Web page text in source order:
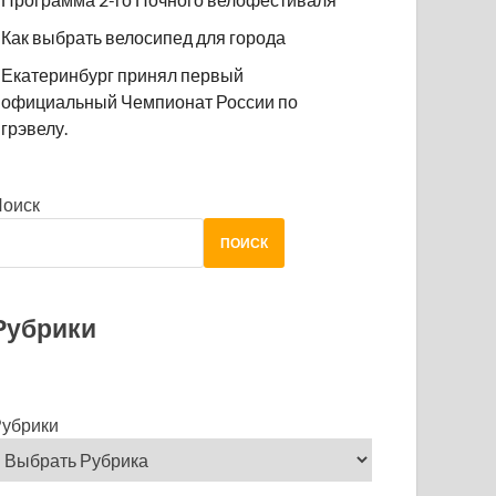
Как выбрать велосипед для города
Екатеринбург принял первый
официальный Чемпионат России по
грэвелу.
ПОИСК